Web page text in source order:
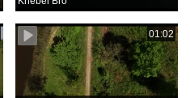
01:02